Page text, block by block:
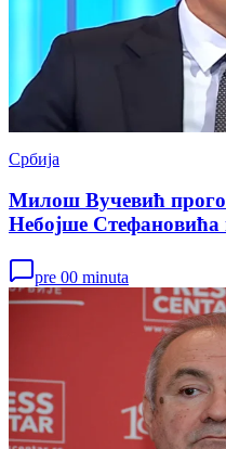
Србија
Милош Вучевић
Небојше
pre 00 minuta